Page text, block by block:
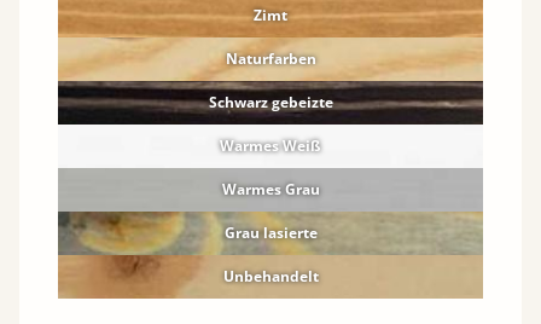
Zimt
Naturfarben
Schwarz gebeizte
Warmes Weiß
Warmes Grau
Grau lasierte
Unbehandelt